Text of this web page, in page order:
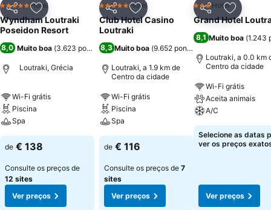
PartilharAdicionar aos favoritos
5 EstrelasHotel
Wyndham Loutraki
Poseidon Resort
8,0 Muito boa (3.623 pontuações)
Loutraki, Grécia
Wi-Fi grátis
Piscina
Spa
de € 138
Consulte os preços de
12 sites
Ver preços
PartilharAdicionar aos favoritos
5 EstrelasHotel
Club Hotel Casino
Loutraki
8,3 Muito boa (9.652 pontuações
Loutraki, a 1.9 km de
Centro da cidade
Wi-Fi grátis
Piscina
Spa
de € 116
Consulte os preços de 7
sites
Ver preços
Partilhar
3 Estrelas
Hotel
Grand Hotel
8,1 Muito boa (1.243
Loutraki, a 0.0 km
Centro da cidade
Wi-Fi grátis
Aceita animais
A/C
Selecione as datas
ver os preços
Ver preços